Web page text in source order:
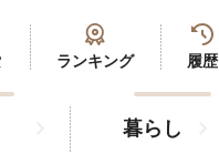
ランキング 履歴
暮らし
記事 閲覧履歴